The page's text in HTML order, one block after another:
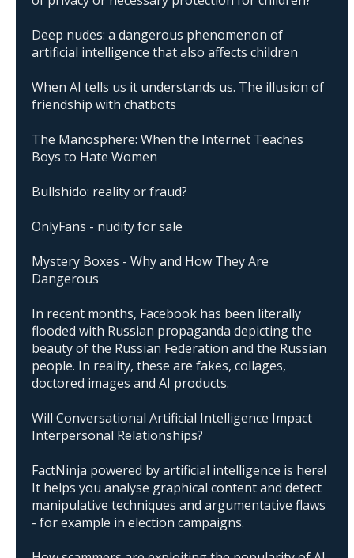
Deep nudes: a dangerous phenomenon of
artificial intelligence that also affects children
When AI tells us it understands us. The illusion of
friendship with chatbots
The Manosphere: When the Internet Teaches
Boys to Hate Women
Bullshido: reality or fraud?
OnlyFans - nudity for sale
Mystery Boxes - Why and How They Are
Dangerous
In recent months, Facebook has been literally
flooded with Russian propaganda depicting the
beauty of the Russian Federation and the Russian
people. In reality, these are fakes, collages,
doctored images and AI products.
Will Conversational Artificial Intelligence Impact
Interpersonal Relationships?
FactNinja powered by artificial intelligence is here!
It helps you analyse graphical content and detect
manipulative techniques and argumentative flaws
- for example in election campaigns.